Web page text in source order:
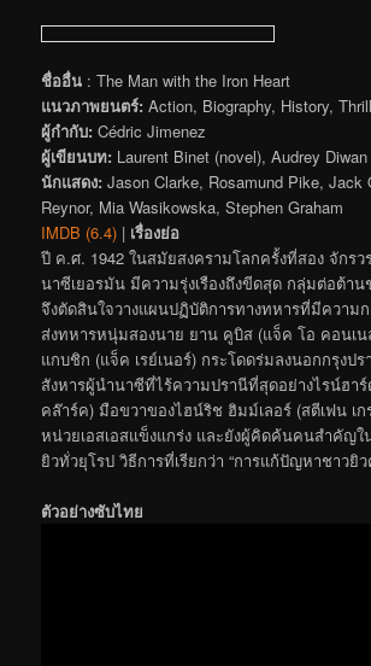
ชื่ออื่น : The Man with the Iron Heart
แนวภาพยนตร์: Action, Biography, History,
ผู้กำกับ: Cédric Jimenez
ผู้เขียนบท: Laurent Binet (novel), Audrey
นักแสดง: Jason Clarke, Rosamund Pike, Jack
Reynor, Mia Wasikowska, Stephen Graham
IMDB (6.4) | เรื่องย่อ
ปี ค.ศ. 1942 ในสมัยสงครามโลกครั้งที่สอง จักร
นาซีเยอรมัน มีความรุ่งเรืองถึงขีดสุด กลุ่มต่อต้า
จึงตัดสินใจวางแผนปฏิบัติการทางทหารที่มีความ
ส่งทหารหนุ่มสองนาย ยาน คูบิส (แจ็ค โอ คอนเน
แกบชิก (แจ็ค เรย์เนอร์) กระโดดร่มลงนอกกรุงปร
สังหารผู้นำนาซีที่ไร้ความปรานีที่สุดอย่างไรน์ฮา
คล๊าร์ค) มือขวาของไฮน์ริช ฮิมม์เลอร์ (สตีเฟน เ
หน่วยเอสเอสแข็งแกร่ง และยังผู้คิดค้นคนสำคัญใ
ยิวทั่วยุโรป วิธีการที่เรียกว่า “การแก้ปัญหาชาวยิ
ตัวอย่างซับไทย